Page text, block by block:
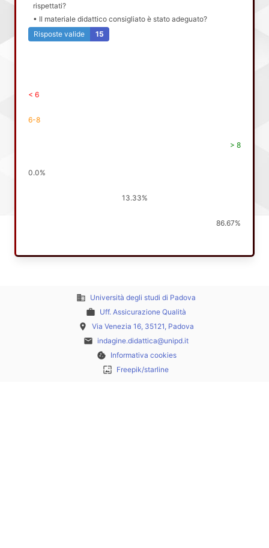
rispettati?
• Il materiale didattico consigliato è stato adeguato?
Risposte valide
15
< 6
6-8
> 8
0.0%
13.33%
86.67%
business Università degli studi di Padova
work Uff. Assicurazione Qualità
place Via Venezia 16, 35121, Padova
email indagine.didattica@unipd.it
cookie Informativa cookies
wallpaper Freepik/starline